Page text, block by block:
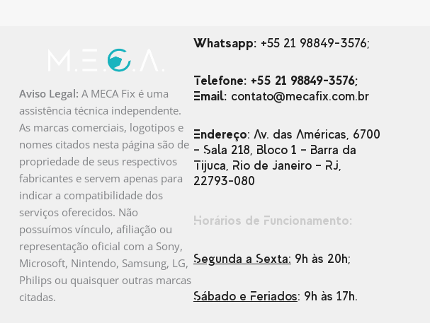
Aviso Legal: A MECA Fix é uma
assistência técnica independente.
As marcas comerciais, logotipos e
nomes citados nesta página são de
propriedade de seus respectivos
fabricantes e servem apenas para
indicar a compatibilidade dos
serviços oferecidos. Não
possuímos vínculo, afiliação ou
representação oficial com a Sony,
Microsoft, Nintendo, Samsung, LG,
Philips ou quaisquer outras marcas
citadas.
Whatsapp: +55 21 98849-3576;
Telefone: +55 21 98849-3576;
Email: contato@mecafix.com.br
Endereço: Av. das Américas, 6700
– Sala 218, Bloco 1 – Barra da
Tijuca, Rio de Janeiro – RJ,
22793-080
Horários de Funcionamento:
Segunda a Sexta: 9h às 20h;
Sábado e Feriados: 9h às 17h.